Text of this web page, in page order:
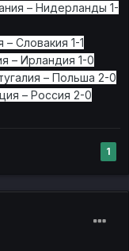
– Нидерланды 1-
– Словакия 1-1
– Ирландия 1-0
– Польша 2-0
– Россия 2-0
1